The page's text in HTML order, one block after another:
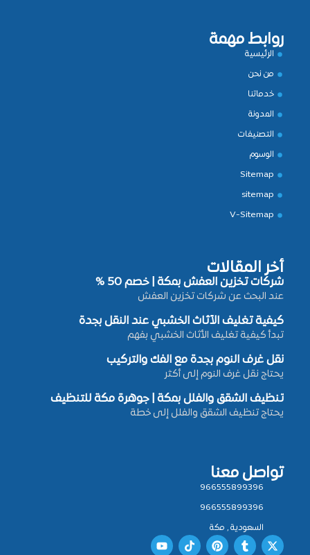
روابط مهمة
الرئيسية
من نحن
خدماتنا
المدونة
التصنيفات
الوسوم
Sitemap
sitemap
V-Sitemap
أخر المقالات
شركات تخزين العفش بمكة | خصم 50 %
عند البحث عن شركات تخزين العفش
كيفية تغليف الأثاث الخشبي عند النقل بجدة
تبدأ كيفية تغليف الأثاث الخشبي بفهم
نقل غرف النوم بجدة مع الفك والتركيب
يحتاج نقل غرف النوم إلى أكثر
تنظيف الشقق والفلل بمكة | جوهرة مكة للتنظيف
يحتاج تنظيف الشقق والفلل إلى خطة
تواصل معنا
966555899396
966555899396
السعودية , مكة
X
-
T
u
P
i
T
i
Y
o